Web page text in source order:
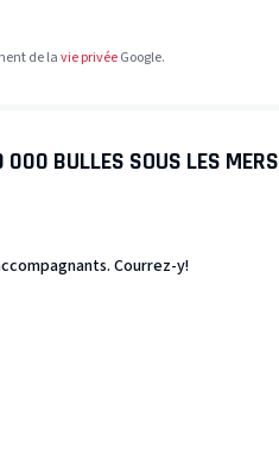
de lavie privéeGoogle.
000 BULLES SOUS LES MERS
Courrez-y!